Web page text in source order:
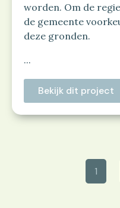
worden. Om de
de gemeente
deze gronden.
...
Bekijk dit project
1